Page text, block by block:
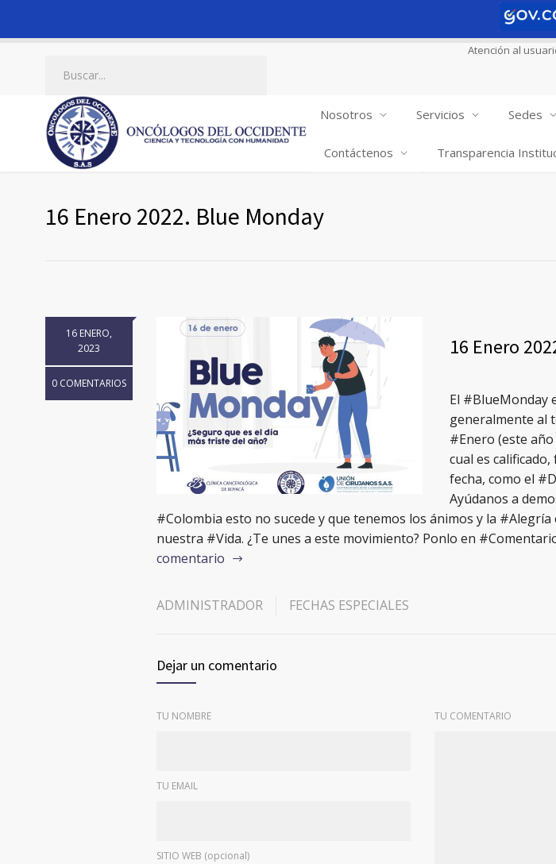
Atención al
Nosotros Servicios Sedes
Contáctenos Transparencia
16 Enero 2022. Blue Monday
16 ENERO,
2023
0 COMENTARIOS
16 Enero
El #BlueMonday
generalmente al
#Enero (este
cual es
fecha, como el
Ayúdanos a
#Colombia esto no sucede y que tenemos los ánimos y la #Alegría
nuestra #Vida.​ ¿Te unes a este movimiento? Ponlo en
comentario
ADMINISTRADOR FECHAS ESPECIALES
Dejar un comentario
TU NOMBRE
TU EMAIL
SITIO WEB (opcional)
TU COMENTARIO